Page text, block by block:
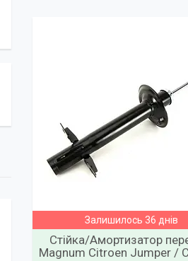
Залишилось 36 днів
Стійка/Амортизатор
Magnum Citroen Jumper /